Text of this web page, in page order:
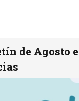
de Agosto